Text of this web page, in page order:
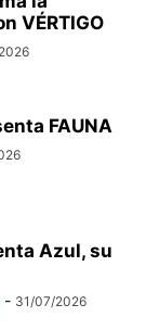
VÉRTIGO
FAUNA
Azul, su
- 31/07/2026